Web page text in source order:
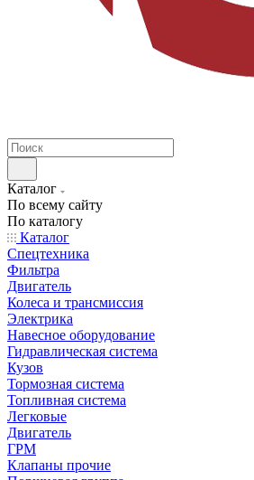
Каталог
По всему сайту
По каталогу
Каталог
Спецтехника
Фильтра
Двигатель
Колеса и трансмиссия
Электрика
Навесное оборудование
Гидравлическая система
Кузов
Тормозная система
Топливная система
Легковые
Двигатель
ГРМ
Клапаны прочие